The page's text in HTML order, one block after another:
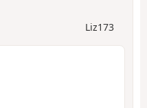
Liz173